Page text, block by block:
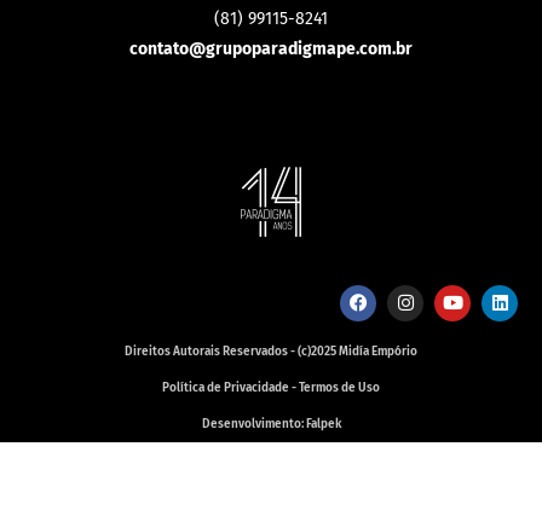
(81) 99115-8241
contato@grupoparadigmape.com.br
Direitos Autorais Reservados - (c)2025 Midía Empório
Política de Privacidade - Termos de Uso
Desenvolvimento: Falpek